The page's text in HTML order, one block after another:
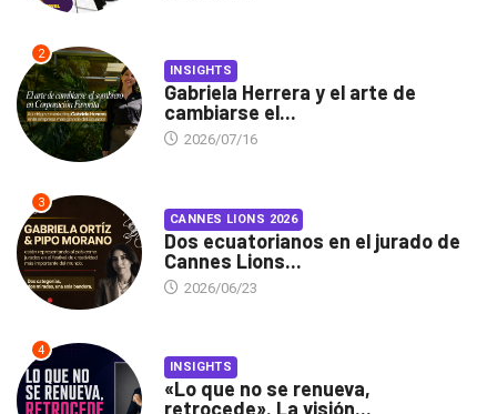
2
INSIGHTS
Gabriela Herrera y el arte de
cambiarse el...
2026/07/16
3
CANNES LIONS 2026
Dos ecuatorianos en el jurado de
Cannes Lions...
2026/06/23
4
INSIGHTS
«Lo que no se renueva,
retrocede». La visión...